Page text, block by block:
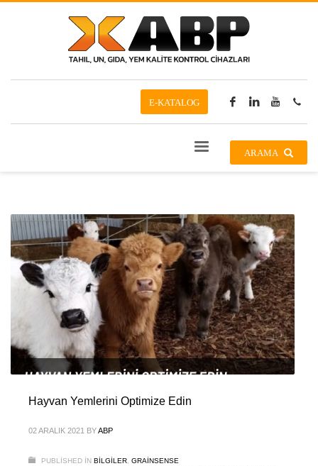
E-KATALOG
ARAMA
Hayvan Yemlerini Optimize Edin
02 ARALIK 2021 BYABP
PUBLISHED IN BILGILER GRAINSENSE